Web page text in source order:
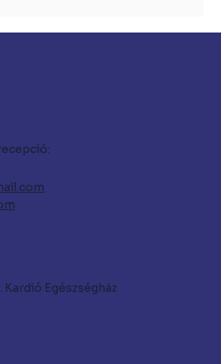
Kardió Egészségház